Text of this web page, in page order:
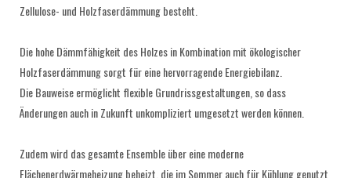
Zellulose- und Holzfaserdämmung besteht.
Die hohe Dämmfähigkeit des Holzes in Kombination mit ökologischer
Holzfaserdämmung sorgt für eine hervorragende Energiebilanz.
Die Bauweise ermöglicht flexible Grundrissgestaltungen, so dass
Änderungen auch in Zukunft unkompliziert umgesetzt werden können.
Zudem wird das gesamte Ensemble über eine moderne
Flächenerdwärmeheizung beheizt, die im Sommer auch für Kühlung genutzt